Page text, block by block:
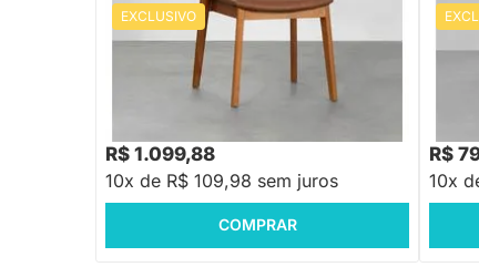
EXCLUSIVO PRONTA ENTREGA
Cadeira Malai Encosto Palha Larga
Assento PU - Cognac
R$ 1.099,88
10x de R$ 109,98 sem juros
COMPRAR
R$
10x